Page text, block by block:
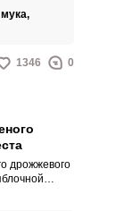
для
мука,
1346 0
дрожжевого